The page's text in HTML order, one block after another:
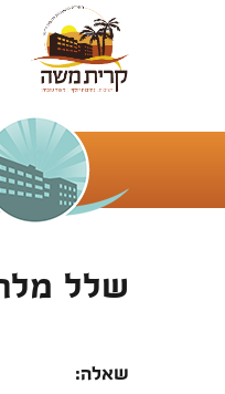
שלל
שאלה: